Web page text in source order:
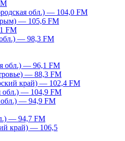
обл.) — 104,0 FM
— 105,6 FM
FM
— 98,3 FM
обл.) — 96,1 FM
— 88,3 FM
край) — 102,4 FM
обл.) — 104,9 FM
обл.) — 94,9 FM
— 94,7 FM
край) — 106,5